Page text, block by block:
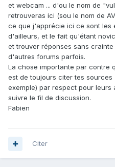
et webcam ... d'ou le nom de
retrouveras ici (sou le nom de
ce que j'apprécie ici ce sont les
d'ailleurs, et le fait qu'étant
et trouver réponses sans
d'autres forums parfois.
La chose importante par contre
est de toujours citer tes
exemple) par respect pour leurs
suivre le fil de discussion.
Fabien
Citer